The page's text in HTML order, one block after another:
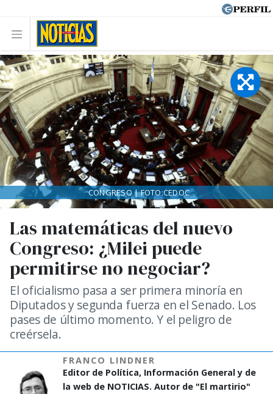
Las matemáticas del nuevo
Congreso: ¿Milei puede
permitirse no negociar?
El oficialismo pasa a ser primera minoría en
Diputados y segunda fuerza en el Senado. Los
pases de último momento. Y el peligro de
creérsela.
FRANCO LINDNER
Editor de Política, Información General y de
la web de NOTICIAS. Autor de "El martirio"
CONGRESO | FOTO:CEDOC